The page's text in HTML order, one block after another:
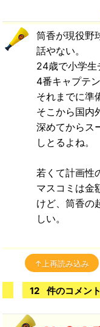
筒香が現役野
話やない。
24歳で小学生
4番キャプテ
それまでに準
そこから国内
深めてからス
しとるよね。
若くて計画性
マスコミは金
けど、筒香の
しい。
↑上再読み込み
12 件のコメント